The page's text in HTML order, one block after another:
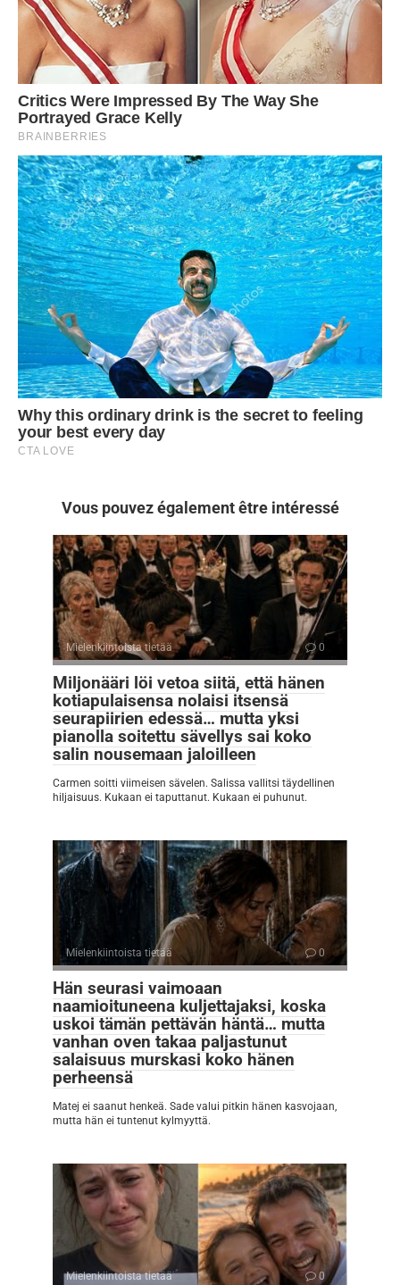
Vous pouvez également être intéressé
Mielenkiintoista tietää 0
Miljonääri löi vetoa siitä, että hänen
kotiapulaisensa nolaisi itsensä
seurapiirien edessä… mutta yksi
pianolla soitettu sävellys sai koko
salin nousemaan jaloilleen
Carmen soitti viimeisen sävelen. Salissa vallitsi täydellinen
hiljaisuus. Kukaan ei taputtanut. Kukaan ei puhunut.
Mielenkiintoista tietää 0
Hän seurasi vaimoaan
naamioituneena kuljettajaksi, koska
uskoi tämän pettävän häntä… mutta
vanhan oven takaa paljastunut
salaisuus murskasi koko hänen
perheensä
Matej ei saanut henkeä. Sade valui pitkin hänen kasvojaan,
mutta hän ei tuntenut kylmyyttä.
Mielenkiintoista tietää 0